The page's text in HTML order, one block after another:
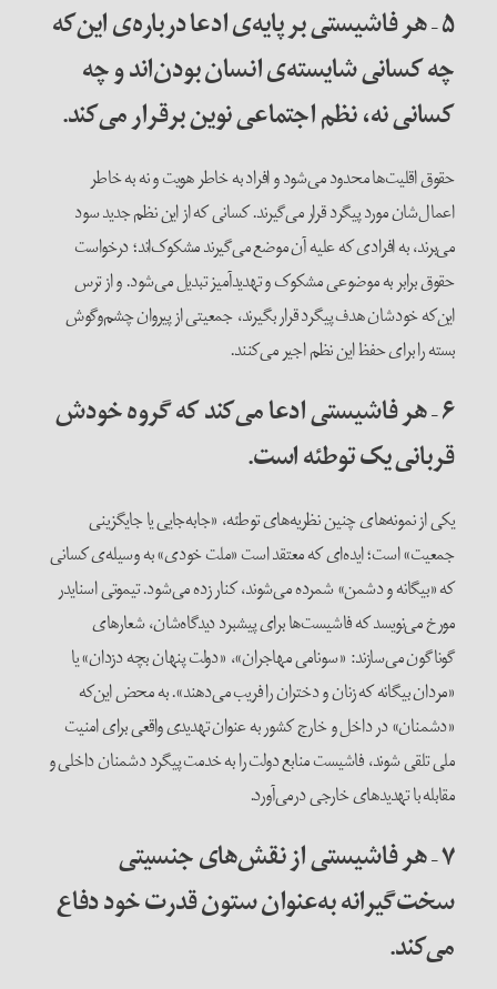
۵–هر فاشیستی بر پایه‌ی ادعا درباره‌ی این‌که
چه کسانی شایسته‌‌ی انسان بودن‌اند و چه
کسانی نه، نظم اجتماعینوینبرقرار می‌کند.
حقوق اقلیت‌ها محدود می‌شود و افراد به خاطر هویت و نه به خاطر
اعمال‌شان مورد پیگرد قرار می‌گیرند. کسانی که از این نظم جدید سود
می‌برند، به افرادی که علیه آن موضع می‌گیرند مشکوک‌اند؛ درخواست
حقوق برابر به موضوعی مشکوک و تهدیدآمیز تبدیل می‌شود. و از ترس
این‌که خودشان هدف پیگرد قرار بگیرند، جمعیتی از پیروان چشم‌و‌گوش
بسته را برای حفظ این نظم اجیر می‌کنند.
۶–هر فاشیستی ادعا می‌کند که گروه خودش
قربانی یک توطئه است.
یکی از نمونه‌های چنین نظریه‌های توطئه، «جابه‌جایی یا جایگزینی
جمعیت» است؛ ایده‌ای که معتقد است «ملت خودی» به وسیله‌ی کسانی
که «بیگانه و دشمن» شمرده می‌شوند، کنار زده می‌شود. تیموتی اسنایدر
مورخ می‌نویسد که فاشیست‌ها برای پیشبرد دیدگاه‌شان، شعارهای
گوناگون می‌سازند: «سونامی مهاجران»، «دولت پنهان بچه دزدان» یا
«مردان بیگانه که زنان و دختران را فریب می‌دهند». به محض این‌که
«دشمنان» در داخل و خارج کشور به عنوان تهدیدی واقعی برای امنیت
ملی تلقی شوند، فاشیست منابع دولت را به خدمت پیگرد دشمنان داخلی و
مقابله با تهدیدهای خارجی درمی‌آورد.
۷–هر فاشیستی از نقش‌های جنسیتی
سخت‌گیرانه به‌عنوان ستون قدرت خود دفاع
می‌کند.